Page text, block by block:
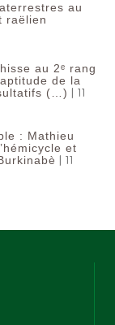
au
raëlien
au 2ᵉ rang
de la
(…) | 11
: Mathieu
et
| 11